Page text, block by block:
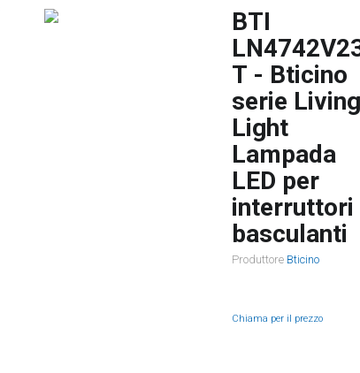
BTI
T - Bticino
serie
Light
Lampada
LED per
interruttori
basculanti
Produttore Bticino
Chiama per il prezzo